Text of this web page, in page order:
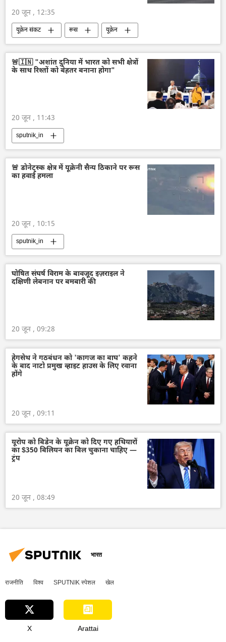
20 जून , 12:35
यूक्रेन संकट रूस
यूक्रेन
ड्रोन हमला
व्लादिमीर पुतिन
🚨🇮🇳 "अशांत दुनिया में भारत को सभी क्षेत्रों
के साथ रिश्तों को बेहतर बनाना होगा"
20 जून , 11:43
sputnik_in
🚨 डोनेट्स्क क्षेत्र में यूक्रेनी सैन्य ठिकाने पर रूस
का हवाई हमला
20 जून , 10:15
sputnik_in
घोषित संघर्ष विराम के बावजूद इज़राइल ने
दक्षिणी लेबनान पर बमबारी की
20 जून , 09:28
हेगसेथ ने गठबंधन को 'कागज का बाघ' कहने
के बाद नाटो प्रमुख व्हाइट हाउस के लिए रवाना
होंगे
20 जून , 09:11
यूरोप को बिडेन के यूक्रेन को दिए गए हथियारों
का $350 बिलियन का बिल चुकाना चाहिए —
ट्रंप
20 जून , 08:49
भारत
राजनीति विश्व SPUTNIK स्पेशल खेल
X Arattai